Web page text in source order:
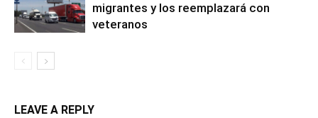
migrantes y los reemplazará con
veteranos
LEAVE A REPLY